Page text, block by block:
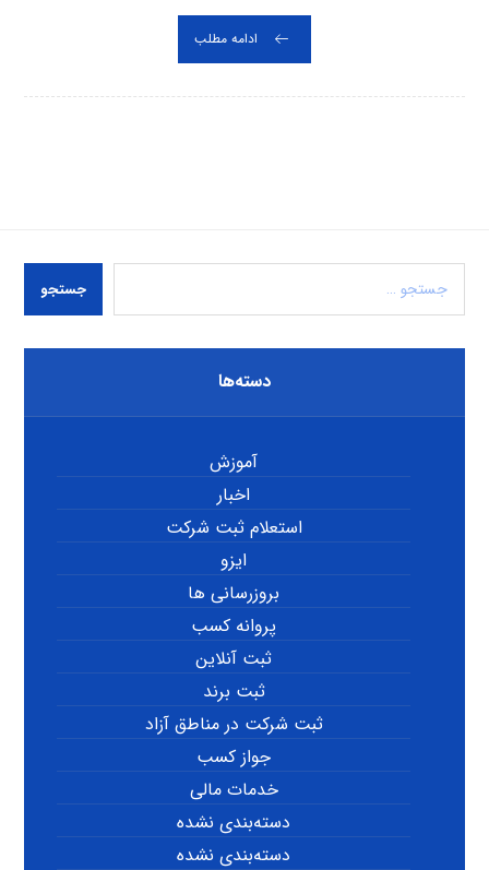
ادامه مطلب
جستجو
دسته‌ها
آموزش
اخبار
استعلام ثبت شرکت
ایزو
بروزرسانی ها
پروانه کسب
ثبت آنلاین
ثبت برند
ثبت شرکت در مناطق آزاد
جواز کسب
خدمات مالی
دسته‌بندی نشده
دسته‌بندی نشده